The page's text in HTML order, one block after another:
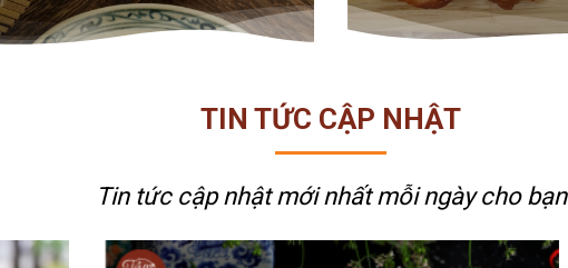
TIN TỨC CẬP NHẬT
Tin tức cập nhật mới nhấtmỗi ngày cho bạn